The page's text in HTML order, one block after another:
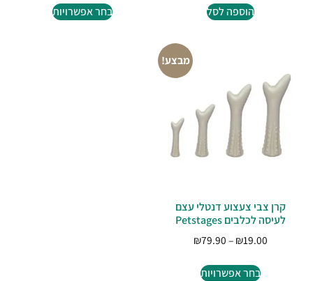
הוספה לסל בחר אפשרויות
מבצע!
קרן צבי צעצוע דנטלי עצם
לעיסה לכלבים Petstages
₪19.00
–
₪79.90
בחר אפשרויות